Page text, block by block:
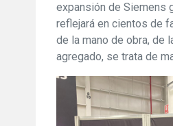
expansión de Siemens
reflejará en cientos de
de la mano de obra, de
agregado, se trata de